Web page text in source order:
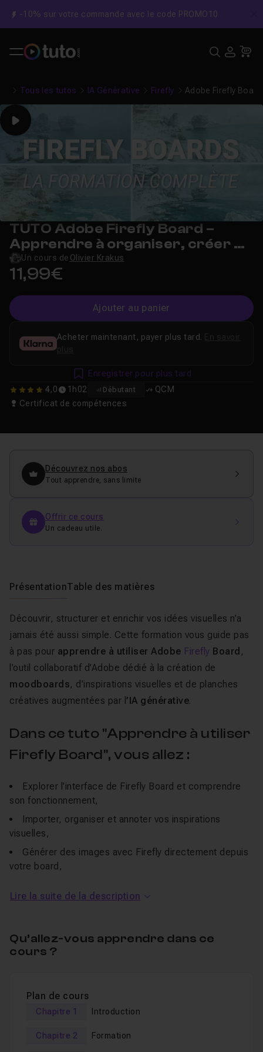
-10% sur votre commande avec le code PROMO10
Tous les tutos IA Générative Firefly Adobe Firefly
Play
TUTO Adobe Firefly Board –
Apprendre à organiser, créer et
collaborer avec l’IA
Un cours de Olivier Krakus
11,99€
Ajouter au panier
4 4,0 1h02 Débutant
QCM
Certificat de compétences
Acheter maintenant, payer plus tard.
plus
Enregistrer pour plus tard
Découvrez nos abos
Tout apprendre, sans limite
Offrir ce cours
Un cadeau utile.
PrésentationTable des matières
Découvrir, structurer et enrichir vos idées visuelles n’a
jamais été aussi simple. Cette formation vous guide pas
à pas pour apprendre à utiliser Adobe Firefly Board ,
l’outil collaboratif d’Adobe dédié à la création de
moodboards, d’inspirations visuelles et de planches
créatives augmentées par l ’IA générative.
Dans ce tuto "Apprendre à utiliser
Firefly Board", vous allez :
Explorer l’interface de Firefly Board et comprendre
son fonctionnement,
Importer, organiser et annoter vos inspirations
visuelles,
Générer des images avec Firefly directement depuis
votre board,
mise en page intégrés,
partager vos boards et présenter vos idées,
Exporter votre moodboard ou votre présentation pour
QCM est disponible à la fin pour valider vos acquis et
renforcer votre maîtrise de l’outil.
vos questions, partager vos planches et demander des
Lire la suite de la description
Qu’allez-vous apprendre dans ce
cours ?
Plan de cours
Chapitre 1 Introduction
Chapitre 2 Formation